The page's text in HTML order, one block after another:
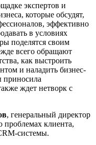
экспертов и
которые обсудят,
эффективно
в условиях
поделятся своим
всего обращают
как выстроить
и наладить бизнес-
приносила
ждет нетворк с
, генеральный директор
проблемах клиента,
системы.